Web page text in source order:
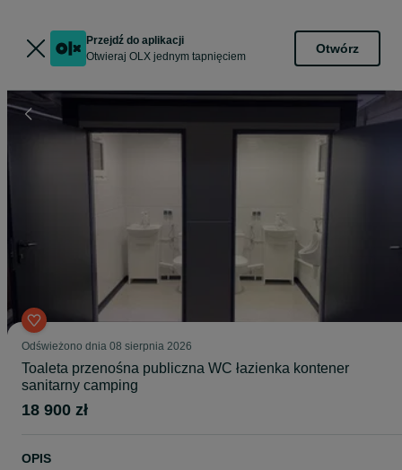
Przejdź do aplikacji
Otwieraj OLX jednym tapnięciem
Otwórz
Odświeżono dnia 08 sierpnia 2026
Toaleta przenośna publiczna WC łazienka kontener
sanitarny camping
18 900 zł
OPIS